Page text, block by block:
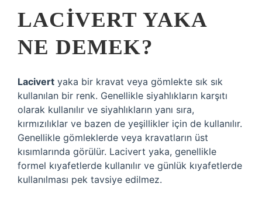
LACIVERT YAKA
NE DEMEK?
Lacivert yaka bir kravat veya gömlekte sık sık
kullanılan bir renk. Genellikle siyahlıkların karşıtı
olarak kullanılır ve siyahlıkların yanı sıra,
kırmızılıklar ve bazen de yeşillikler için de kullanılır.
Genellikle gömleklerde veya kravatların üst
kısımlarında görülür. Lacivert yaka, genellikle
formel kıyafetlerde kullanılır ve günlük kıyafetlerde
kullanılması pek tavsiye edilmez.